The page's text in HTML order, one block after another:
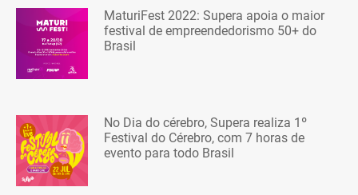
MaturiFest 2022: Supera apoia o maior
festival de empreendedorismo 50+ do
Brasil
No Dia do cérebro, Supera realiza 1º
Festival do Cérebro, com 7 horas de
evento para todo Brasil